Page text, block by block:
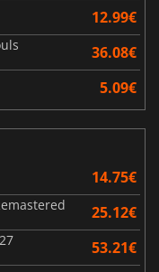
12.99€
36.08€
5.09€
14.75€
25.12€
53.21€